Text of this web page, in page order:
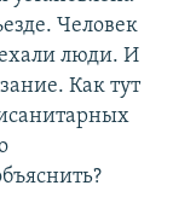
Человек
люди. И
Как тут